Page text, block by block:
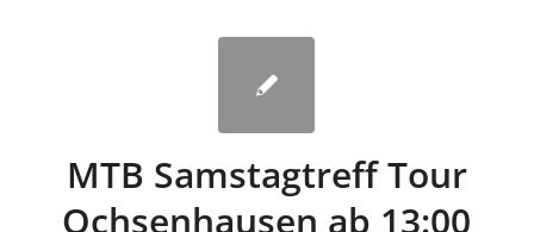
MTB Samstagtreff Tour
Ochsenhausen ab 13:00